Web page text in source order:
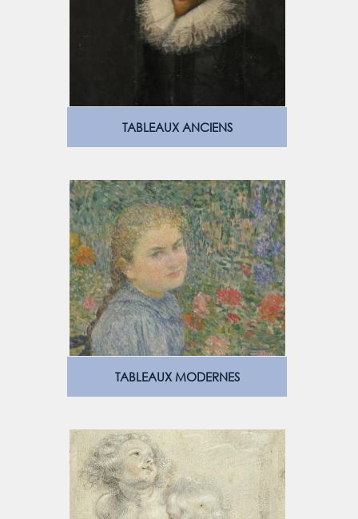
TABLEAUX ANCIENS
TABLEAUX MODERNES